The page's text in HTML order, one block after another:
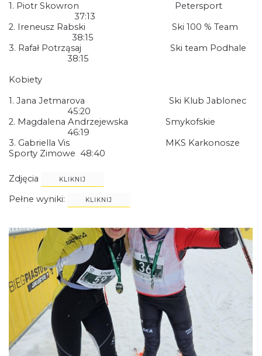
1. Piotr Skowron Petersport
37:13
2. Ireneusz Rabski Ski 100 % Team
38:15
3. Rafał Potrząsaj Ski team Podhale
38:15
Kobiety
1. Jana Jetmarova Ski Klub Jablonec
45:20
2. Magdalena Andrzejewska Smykofskie
46:19
3. Gabriella Vis MKS Karkonosze
Sporty Zimowe 48:40
Zdjęcia KLIKNIJ
Pełne wyniki: KLIKNIJ